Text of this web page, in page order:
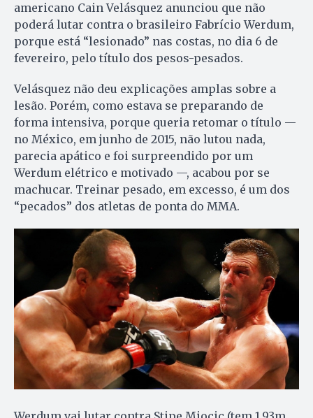
americano Cain Velásquez anunciou que não
poderá lutar contra o brasileiro Fabrício Werdum,
porque está “lesionado” nas costas, no dia 6 de
fevereiro, pelo título dos pesos-pesados.
Velásquez não deu explicações amplas sobre a
lesão. Porém, como estava se preparando de
forma intensiva, porque queria retomar o título —
no México, em junho de 2015, não lutou nada,
parecia apático e foi surpreendido por um
Werdum elétrico e motivado —, acabou por se
machucar. Treinar pesado, em excesso, é um dos
“pecados” dos atletas de ponta do MMA.